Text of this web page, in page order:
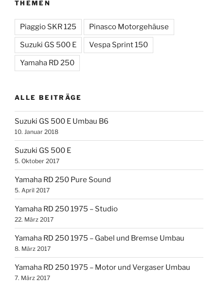
THEMEN
Piaggio SKR 125 Pinasco Motorgehäuse
Suzuki GS 500 E Vespa Sprint 150
Yamaha RD 250
ALLE BEITRÄGE
Suzuki GS 500 E Umbau B6
10. Januar 2018
Suzuki GS 500 E
5. Oktober 2017
Yamaha RD 250 Pure Sound
5. April 2017
Yamaha RD 250 1975 – Studio
22. März 2017
Yamaha RD 250 1975 – Gabel und Bremse Umbau
8. März 2017
Yamaha RD 250 1975 – Motor und Vergaser Umbau
7. März 2017